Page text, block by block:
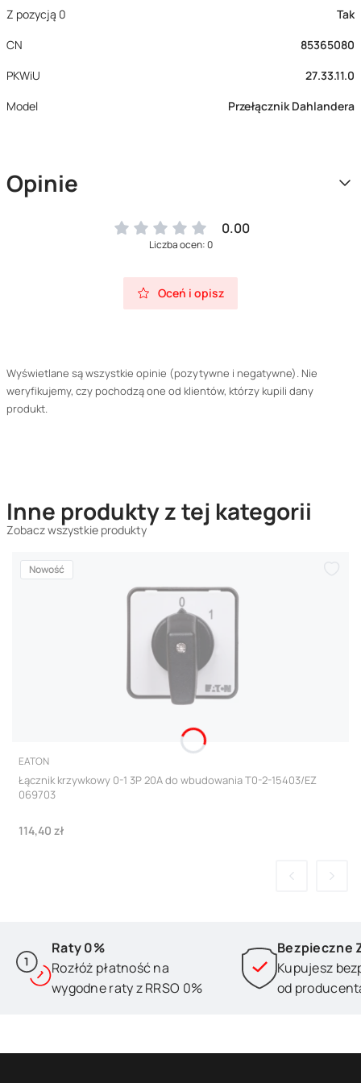
Z pozycją 0
Tak
CN
85365080
PKWiU
27.33.11.0
Model
Przełącznik Dahlandera
Opinie
0.00
Liczba ocen: 0
Oceń i opisz
Wyświetlane są wszystkie opinie (pozytywne i negatywne). Nie
weryfikujemy, czy pochodzą one od klientów, którzy kupili dany
produkt.
Inne produkty z tej kategorii
Zobacz wszystkie produkty
Nowość
PRODUCENT
EATON
Łącznik krzywkowy 0-1 3P 20A do wbudowania T0-2-15403/EZ
069703
Cena
114,40 zł
Raty 0%
Rozłóż płatność na
wygodne raty z RRSO 0%
Bezpieczne
Kupujesz
od